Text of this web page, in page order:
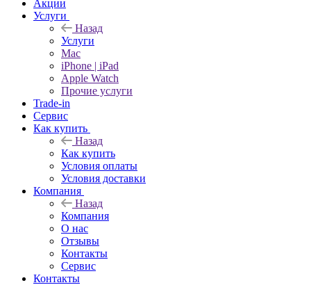
Акции
Услуги
Назад
Услуги
Mac
iPhone | iPad
Apple Watch
Прочие услуги
Trade-in
Сервис
Как купить
Назад
Как купить
Условия оплаты
Условия доставки
Компания
Назад
Компания
О нас
Отзывы
Контакты
Сервис
Контакты